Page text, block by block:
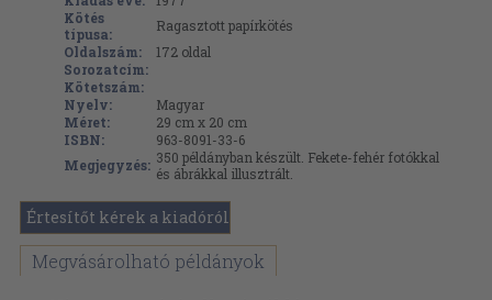
Kötés
típusa:
Ragasztott papírkötés
Oldalszám:
172 oldal
Sorozatcím:
Kötetszám:
Nyelv:
Magyar
Méret:
29 cm x 20 cm
ISBN:
963-8091-33-6
Megjegyzés: 350 példányban készült. Fekete-fehér fotókkal
és ábrákkal illusztrált.
Értesítőt kérek a kiadóról
Megvásárolható példányok